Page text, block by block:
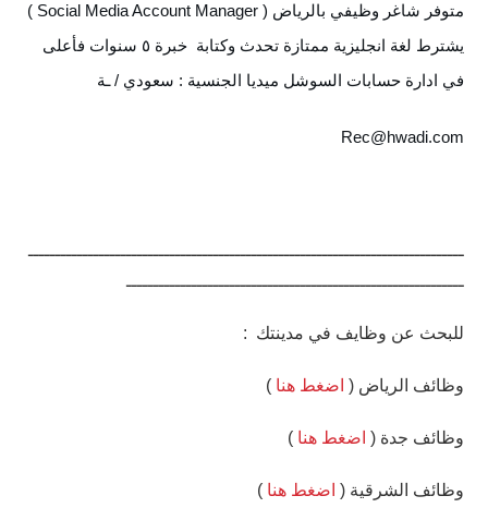
في ادارة حسابات السوشل ميديا الجنسية : سعودي / ـة
Rec@hwadi.com
ــــــــــــــــــــــــــــــــــــــــــــــــــــــــــــــــــــــــــــــــ
ــــــــــــــــــــــــــــــــــــــــــــــــــــــــــــــ
للبحث عن وظايف في مدينتك :
وظائف الرياض ( اضغط هنا)
وظائف جدة ( اضغط هنا )
وظائف الشرقية ( اضغط هنا )